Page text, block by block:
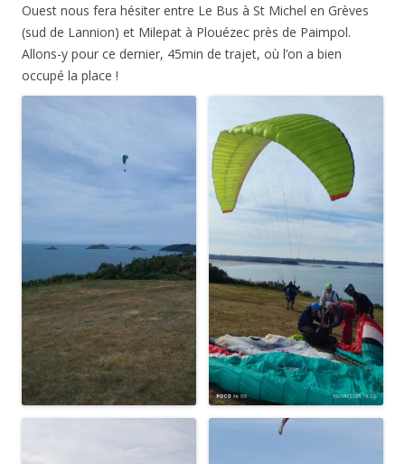
Ouest nous fera hésiter entre Le Bus à St Michel en Grèves
(sud de Lannion) et Milepat à Plouézec près de Paimpol.
Allons-y pour ce dernier, 45min de trajet, où l’on a bien
occupé la place !